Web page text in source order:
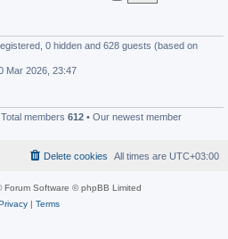
0 hidden and 628 guests (based on
Mar 2026, 23:47
Total members 612 • Our newest member
All times are UTC+03:00
Delete cookies
Forum Software © phpBB Limited
Privacy| Terms